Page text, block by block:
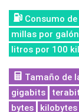
Consumo
millas por
litros por 100
Tamaño de
gigabits
bytes
kilobytes